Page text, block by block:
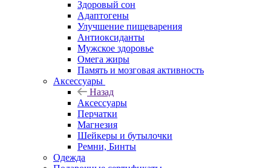
Здоровый сон
Адаптогены
Улучшение пищеварения
Антиоксиданты
Мужское здоровье
Омега жиры
Память и мозговая активность
Аксессуары
Назад
Аксессуары
Перчатки
Магнезия
Шейкеры и бутылочки
Ремни, Бинты
Одежда